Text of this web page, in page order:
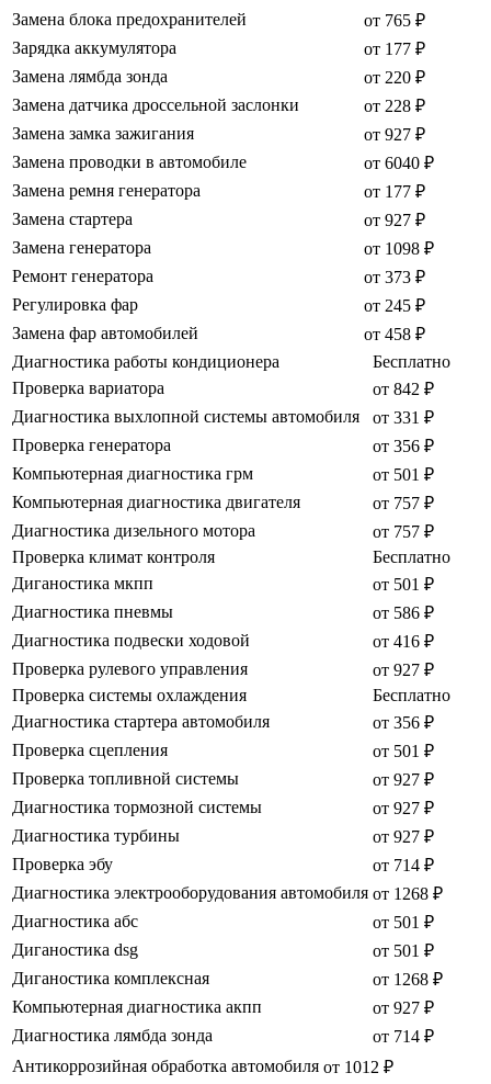
Замена блока предохранителей
от 765 ₽
Зарядка аккумулятора
от 177 ₽
Замена лямбда зонда
от 220 ₽
Замена датчика дроссельной заслонки
от 228 ₽
Замена замка зажигания
от 927 ₽
Замена проводки в автомобиле
от 6040 ₽
Замена ремня генератора
от 177 ₽
Замена стартера
от 927 ₽
Замена генератора
от 1098 ₽
Ремонт генератора
от 373 ₽
Регулировка фар
от 245 ₽
Замена фар автомобилей
от 458 ₽
Диагностика работы кондиционера
Бесплатно
Проверка вариатора
от 842 ₽
Диагностика выхлопной системы автомобиля
от 331 ₽
Проверка генератора
от 356 ₽
Компьютерная диагностика грм
от 501 ₽
Компьютерная диагностика двигателя
от 757 ₽
Диагностика дизельного мотора
от 757 ₽
Проверка климат контроля
Бесплатно
Диганостика мкпп
от 501 ₽
Диагностика пневмы
от 586 ₽
Диагностика подвески ходовой
от 416 ₽
Проверка рулевого управления
от 927 ₽
Проверка системы охлаждения
Бесплатно
Диагностика стартера автомобиля
от 356 ₽
Проверка сцепления
от 501 ₽
Проверка топливной системы
от 927 ₽
Диагностика тормозной системы
от 927 ₽
Диагностика турбины
от 927 ₽
Проверка эбу
от 714 ₽
Диагностика электрооборудования автомобиля от 1268 ₽
Диагностика абс
от 501 ₽
Диганостика dsg
от 501 ₽
Диганостика комплексная
от 1268 ₽
Компьютерная диагностика акпп
от 927 ₽
Диагностика лямбда зонда
от 714 ₽
Антикоррозийная обработка автомобиля от 1012 ₽